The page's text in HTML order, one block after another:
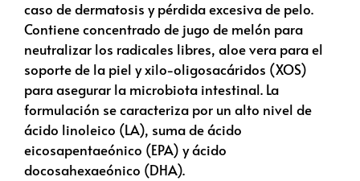
caso de dermatosis y pérdida excesiva de pelo.
Contiene concentrado de jugo de melón para
neutralizar los radicales libres, aloe vera para el
soporte de la piel y xilo-oligosacáridos (XOS)
para asegurar la microbiota intestinal. La
formulación se caracteriza por un alto nivel de
ácido linoleico (LA), suma de ácido
eicosapentaeónico (EPA) y ácido
docosahexaeónico (DHA).